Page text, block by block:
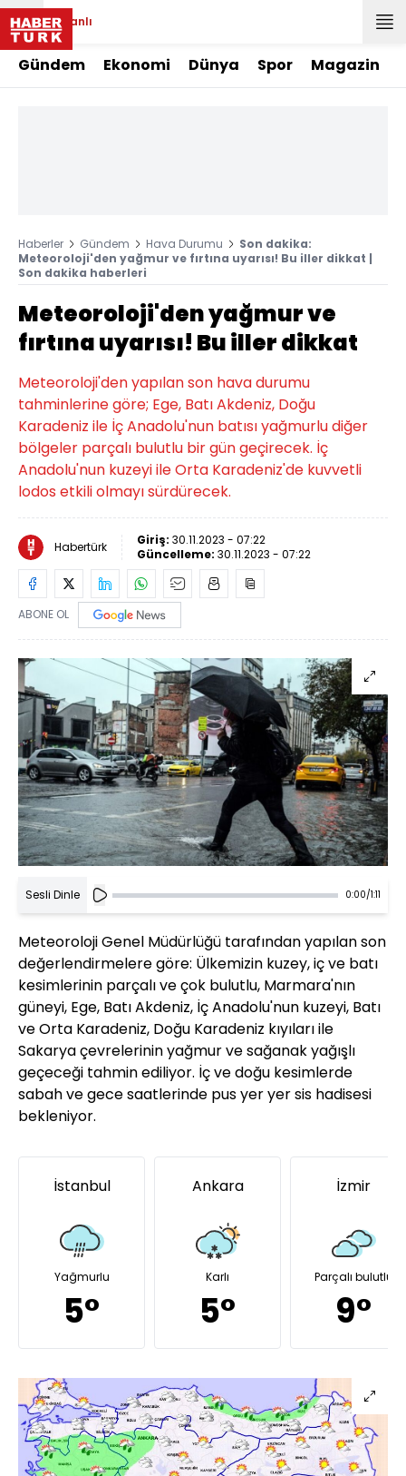
Canlı
Gündem Ekonomi Dünya Spor Magazin
Haberler Gündem Hava Durumu
Son dakika:
Meteoroloji'den yağmur ve fırtına uyarısı! Bu iller dikkat |
Son dakika haberleri
Meteoroloji'den yağmur ve
fırtına uyarısı! Bu iller dikkat
Meteoroloji'den yapılan son hava durumu
tahminlerine göre; Ege, Batı Akdeniz, Doğu
Karadeniz ile İç Anadolu'nun batısı yağmurlu diğer
bölgeler parçalı bulutlu bir gün geçirecek. İç
Anadolu'nun kuzeyi ile Orta Karadeniz'de kuvvetli
lodos etkili olmayı sürdürecek.
Habertürk Giriş: 30.11.2023 - 07:22
Güncelleme: 30.11.2023 - 07:22
ABONE OL
Sesli Dinle 0:00/1:11
Meteoroloji Genel Müdürlüğü tarafından yapılan son
değerlendirmelere göre: Ülkemizin kuzey, iç ve batı
kesimlerinin parçalı ve çok bulutlu, Marmara'nın
güneyi, Ege, Batı Akdeniz, İç Anadolu'nun kuzeyi, Batı
ve Orta Karadeniz, Doğu Karadeniz kıyıları ile
Sakarya çevrelerinin yağmur ve sağanak yağışlı
geçeceği tahmin ediliyor. İç ve doğu kesimlerde
sabah ve gece saatlerinde pus yer yer sis hadisesi
bekleniyor.
İstanbul
Yağmurlu
5°
Ankara
Karlı
5°
İzmir
Parçalı bulutlu
9°